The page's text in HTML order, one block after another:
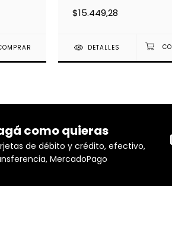
$15.449,28
DETALLES
como quieras
de débito y crédito, efectivo,
MercadoPago